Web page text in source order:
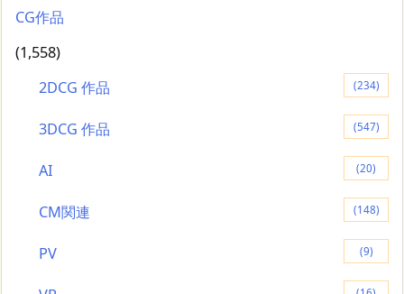
CG作品
(1,558)
2DCG 作品
(234)
3DCG 作品 (547)
AI (20)
CM関連 (148)
PV (9)